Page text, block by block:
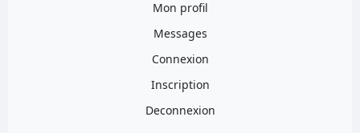
Mon profil
Messages
Connexion
Inscription
Deconnexion